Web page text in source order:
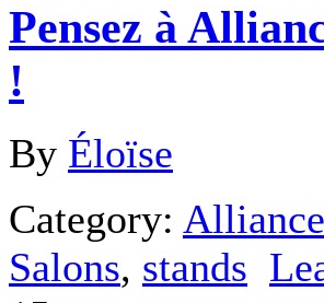
Pensez à
!
By Éloïse
Category: Alliance
Salons, stands